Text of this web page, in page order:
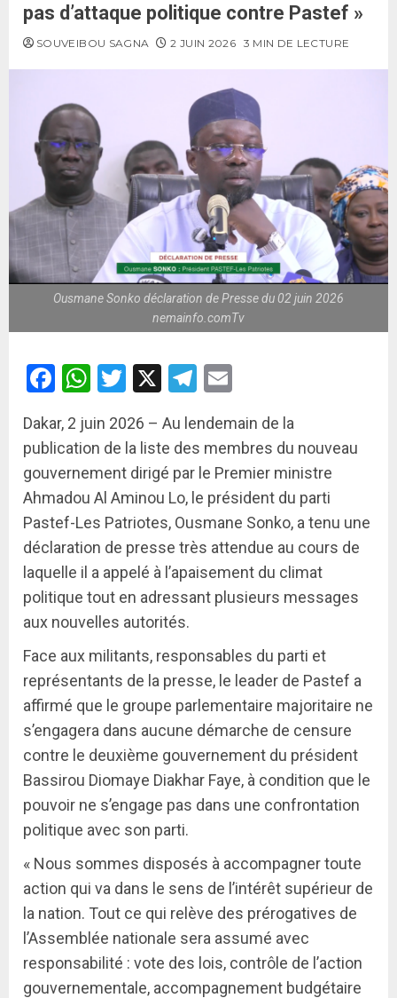
pas d’attaque politique contre Pastef »
SOUVEIBOU SAGNA 2 JUIN 2026 3 MIN DE LECTURE
Ousmane Sonko déclaration de Presse du 02 juin 2026
nemainfo.comTv
Facebook
WhatsApp
Twitter
X Telegram
Dakar, 2 juin 2026 – Au lendemain de la
publication de la liste des membres du nouveau
gouvernement dirigé par le Premier ministre
Ahmadou Al Aminou Lo, le président du parti
Pastef-Les Patriotes, Ousmane Sonko, a tenu une
déclaration de presse très attendue au cours de
laquelle il a appelé à l’apaisement du climat
politique tout en adressant plusieurs messages
aux nouvelles autorités.
Face aux militants, responsables du parti et
représentants de la presse, le leader de Pastef a
affirmé que le groupe parlementaire majoritaire ne
s’engagera dans aucune démarche de censure
contre le deuxième gouvernement du président
Bassirou Diomaye Diakhar Faye, à condition que le
pouvoir ne s’engage pas dans une confrontation
politique avec son parti.
« Nous sommes disposés à accompagner toute
action qui va dans le sens de l’intérêt supérieur de
la nation. Tout ce qui relève des prérogatives de
l’Assemblée nationale sera assumé avec
responsabilité : vote des lois, contrôle de l’action
gouvernementale, accompagnement budgétaire